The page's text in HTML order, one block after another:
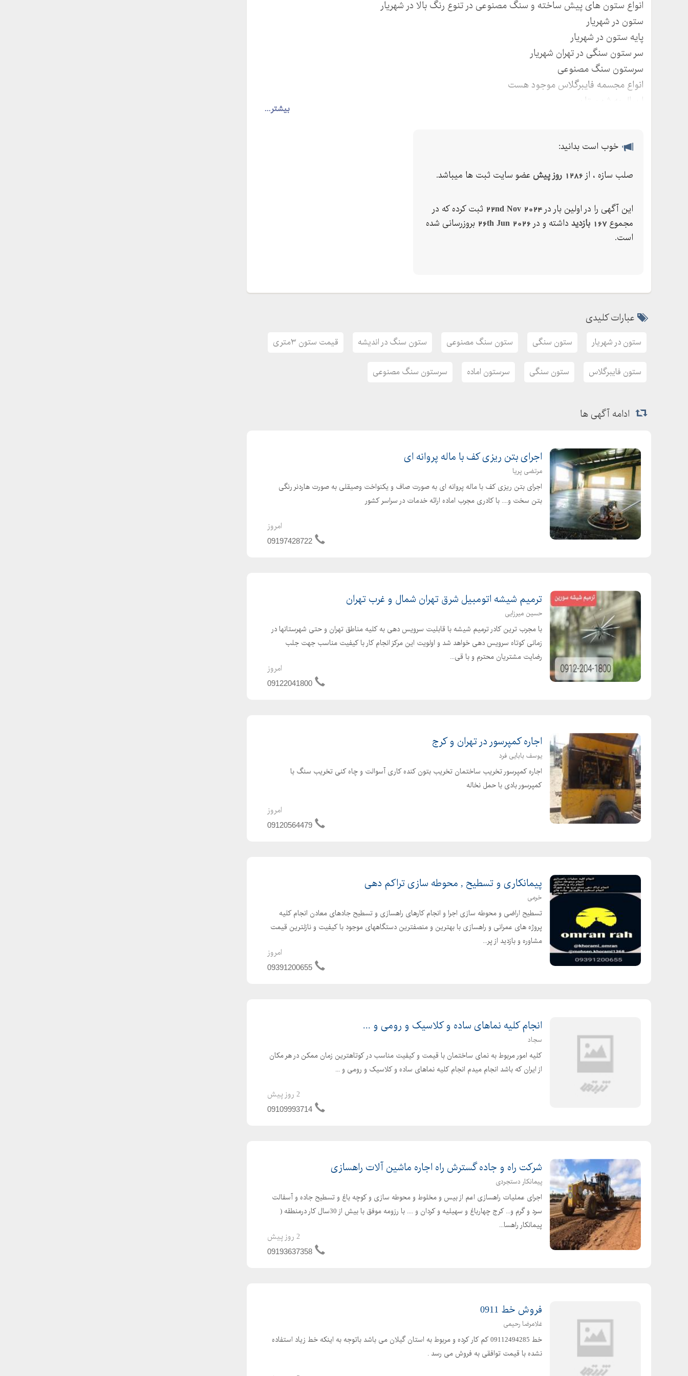
بیشتر...
انواع ستون های پیش ساخته و سنگ مصنوعی در تنوع رنگ بالا در شهریار
ستون در شهریار
پایه ستون در شهریار
سر ستون سنگی در تهران شهریار
سرستون سنگ مصنوعی
انواع مجسمه فایبرگلاس موجود هست
ارسال به شهرستان
خوب است بدانید:
صلب سازه ، از 1286 روز پیش عضو سایت ثبت ها میباشد.
این آگهی را در اولین بار در 22nd Nov 2024 ثبت کرده که در
مجموع167 بازدید داشته و در 26th Jun 2026 بروزرسانی شده
است.
عبارات کلیدی
ستون در شهریار ستون سنگی ستون سنگ مصنوعی ستون سنگ در اندیشه قیمت ستون ۳متری
ستون فایبرگلاس ستون سنگی سرستون اماده سرستون سنگ مصنوعی
ادامه آگهی ها
اجرای بتن ریزی کف با ماله پروانه ای
مرتضی پریا
اجرای بتن ریزی کف با ماله پروانه ای به صورت صاف و یکنواخت وصیقلی به صورت هاردنر رنگی
بتن سخت و.... با کادری مجرب اماده ارائه خدمات در سراسر کشور
امروز
09197428722
ترمیم شیشه اتومبیل شرق تهران شمال و غرب تهران
حسین میرزایی
با مجرب ترین کادر ترمیم شیشه با قابلیت سرویس دهی به کلیه مناطق تهران و حتی شهرستانها در
زمانی کوتاه سرویس دهی خواهد شد و اولویت این مرکز انجام کار با کیفیت مناسب جهت جلب
رضایت مشتریان محترم و با قی...
امروز
09122041800
اجاره کمپرسور در تهران و کرج
یوسف بابایی فرد
اجاره کمپرسور تخریب ساختمان تخریب بتون کنده کاری آسوالت و چاه کنی تخریب سنگ با
کمپرسور بادی با حمل نخاله
امروز
09120564479
پیمانکاری و تسطیح , محوطه سازی تراکم دهی
خرمی
تسطیح اراضی و محوطه سازی اجرا و انجام کارهای راهسازی و تسطیح جادهای معادن انجام کلیه
پروژه های عمرانی و راهسازی با بهترین و منصفترین دستگاههای موجود با کیفیت و نازلترین قیمت
مشاوره و بازدید از پر...
امروز
09391200655
انجام کلیه نماهای ساده و کلاسیک و رومی و ...
سجاد
کلیه امور مربوط به نمای ساختمان با قیمت و کیفیت مناسب در کوتاهترین زمان ممکن در هر مکان
از ایران که باشد انجام میدم انجام کلیه نماهای ساده و کلاسیک و رومی و ...
2 روز پیش
09109993714
شرکت راه و جاده گسترش راه اجاره ماشین آلات راهسازی
پیمانکار دستجردی
اجرای عملیات راهسازی اعم از بیس و مخلوط و محوطه سازی و کوچه باغ و تسطیح جاده و آسفالت
سرد و گرم و... کرج چهارباغ و سهیلیه و کردان و .... با رزومه موفق با بیش از 30سال کار درمنطقه (
پیمانکار راهسا...
2 روز پیش
09193637358
فروش خط 0911
غلامرضا رحیمی
خط 09112494285 کم کار کرده و مربوط به استان گیلان می باشد باتوجه به اینکه خط زیاد استفاده
نشده با قیمت توافقی به فروش می رسد .